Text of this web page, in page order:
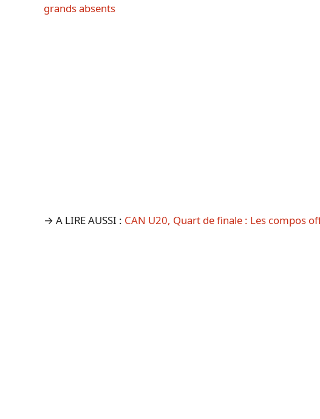
grands absents
→ A LIRE AUSSI : CAN U20, Quart de finale : Les compos